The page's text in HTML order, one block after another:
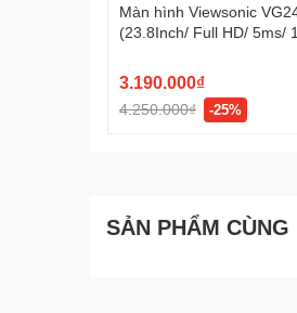
Màn hình Viewsonic
(23.8Inch/ Full HD/ 5ms/
3.190.000₫
4.250.000₫ -25%
SẢN PHẨM